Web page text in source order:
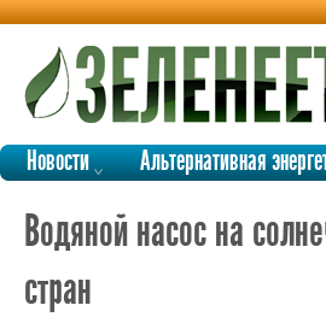
Новости Альтернативная
Водяной насос на
стран